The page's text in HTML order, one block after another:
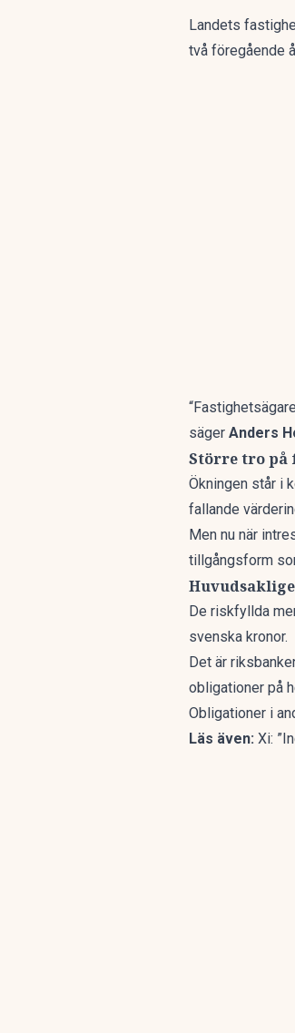
Landets
två föregående
säger Anders
Större tro på
Ökningen står i
fallande
Men nu när
tillgångsform
De riskfyllda
svenska kronor.
Det är
obligationer på
Obligationer i
Läs även: Xi: